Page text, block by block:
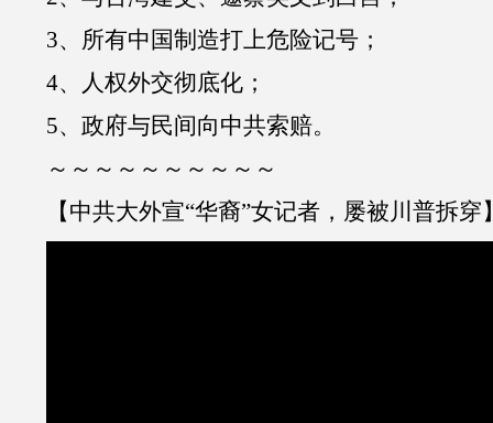
3、所有中国制造打上危险记号；
4、人权外交彻底化；
5、政府与民间向中共索赔。
～～～～～～～～～～
【中共大外宣“华裔”女记者，屡被川普拆穿